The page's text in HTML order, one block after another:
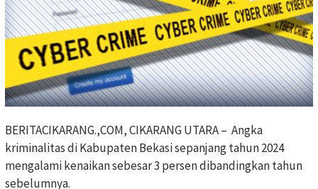
BERITACIKARANG.,COM, CIKARANG UTARA – Angka
kriminalitas di Kabupaten Bekasi sepanjang tahun 2024
mengalami kenaikan sebesar 3 persen dibandingkan tahun
sebelumnya.